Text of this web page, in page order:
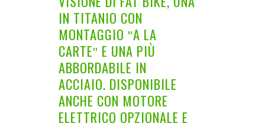
IN TITANIO CON
MONTAGGIO ʺA LA
CARTEʺ E UNA PIÙ
ABBORDABILE IN
ACCIAIO. DISPONIBILE
ANCHE CON MOTORE
ELETTRICO OPZIONALE E